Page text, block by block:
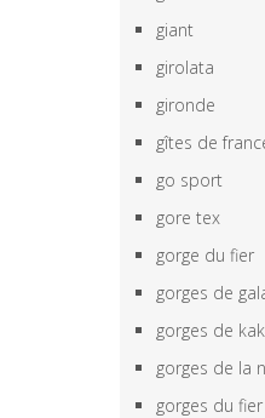
giant
girolata
gironde
gîtes de
go sport
gore tex
gorge du fier
gorges de
gorges de
gorges de la
gorges du fier